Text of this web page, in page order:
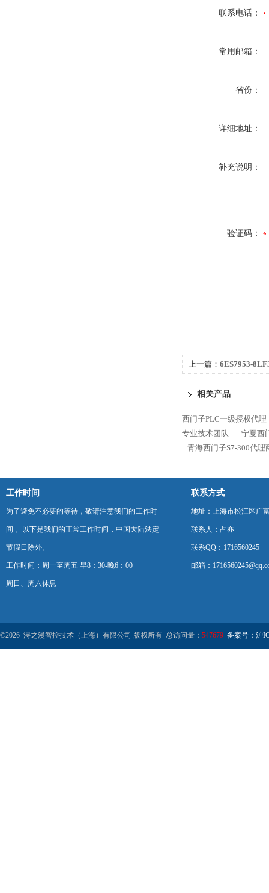
联系电话：
常用邮箱：
省份：
详细地址：
补充说明：
验证码：
上一篇： 6ES7953-
相关产品
西门子PLC一级授权代理
专业技术团队
宁夏西
青海西门子S7-300代理
工作时间
为了避免不必要的等待，敬请注意我们的工作时
间 。以下是我们的正常工作时间，中国大陆法定
节假日除外。
工作时间：周一至周五 早8：30-晚6：00
周日、周六休息
联系方式
地址：上海市松江区广
联系人：占亦
联系QQ：1716560245
邮箱：
©2026 浔之漫智控技术（上海）有限公司 版权所有 总访问量： 547679 备案号：沪